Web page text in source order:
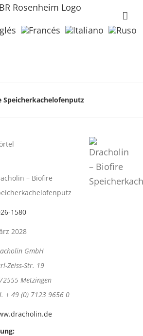
Speicherkachelofenputz
– Biofire
1580
2028
GmbH
Zeiss-Str. 19
Metzingen
+ 49 (0) 7123 9656 0